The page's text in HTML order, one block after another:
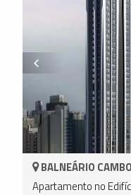
BALNEÁRIO
Apartamento no